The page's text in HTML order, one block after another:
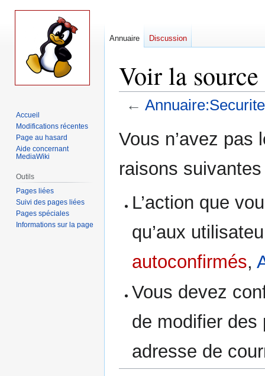
Voir la
← Annuaire:Securite
à
navigation
à
recherche
Vous n’avez pas
raisons suivantes
L’action que
qu’aux
autoconfirmés,
Vous devez
de modifier des
adresse de
Annuaire Discussion
Accueil
Modifications récentes
Page au hasard
Aide concernant
MediaWiki
Outils
Pages liées
Suivi des pages liées
Pages spéciales
Informations sur la page